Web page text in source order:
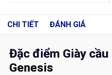
CHI TIẾT ĐÁNH GIÁ
Đặc điểm Giày
Genesis